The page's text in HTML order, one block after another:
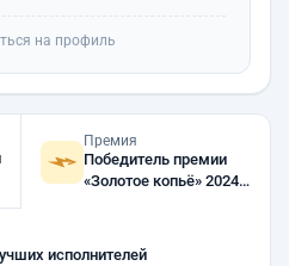
на профиль
Премия
Победитель премии
«Золотое копьё» 2024,
исполнителей